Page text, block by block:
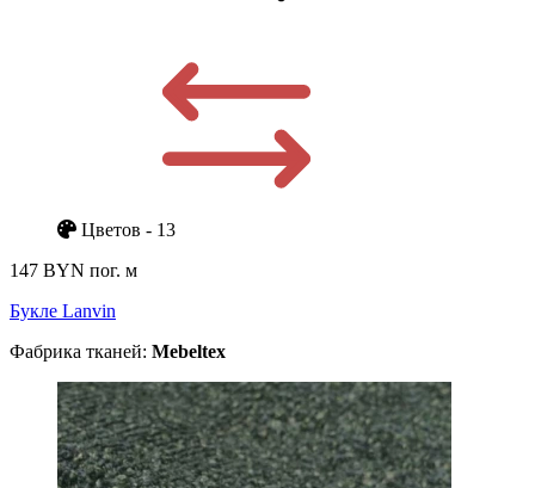
Цветов - 13
147 BYN пог. м
Букле Lanvin
Фабрика тканей: Mebeltex